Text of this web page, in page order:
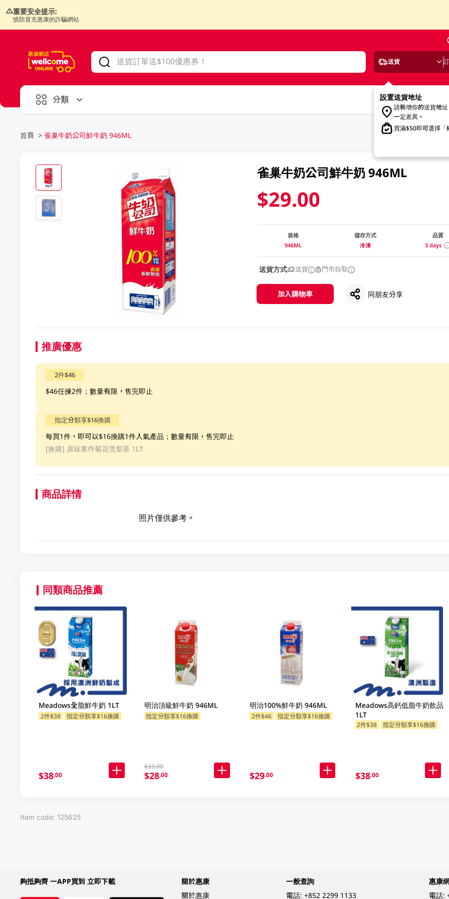
重要安全提示:
慎防冒充惠康的詐騙網站
送貨
設置送貨地址
請新增你的送貨地
一定差異。
買滿$50即可選擇「
分類
首頁 > 雀巢牛奶公司鮮牛奶 946ML
雀巢牛奶公司鮮牛奶 946ML
$29.00
規格
946ML
儲存方式
冷凍
品質
3 days
送貨方式 送貨 門市自取
加入購物車 同朋友分享
推廣優惠
2件$46
$46任揀2件；數量有限，售完即止
指定分類享$16換購
每買1件，即可以$16換購1件人氣產品；數量有限，售完即止
[换購] 原味家作菊花雪梨茶 1LT
商品詳情
照片僅供參考。
同類商品推薦
Meadows全脂鮮牛奶 1LT
2件$38 指定分類享$16換購
$38.00
明治頂級鮮牛奶 946ML
指定分類享$16換購
$33.00
$28.00
明治100%鮮牛奶 946ML
2件$46 指定分類享$16換購
$29.00
Meadows高鈣低脂牛奶飲品
1LT
2件$38 指定分類享$16換購
$38.00
Item code: 125625
夠抵夠齊 一APP買到 立即下載
關於惠康
關於惠康
一般查詢
電話: +852 2299 1133
惠康
電話: